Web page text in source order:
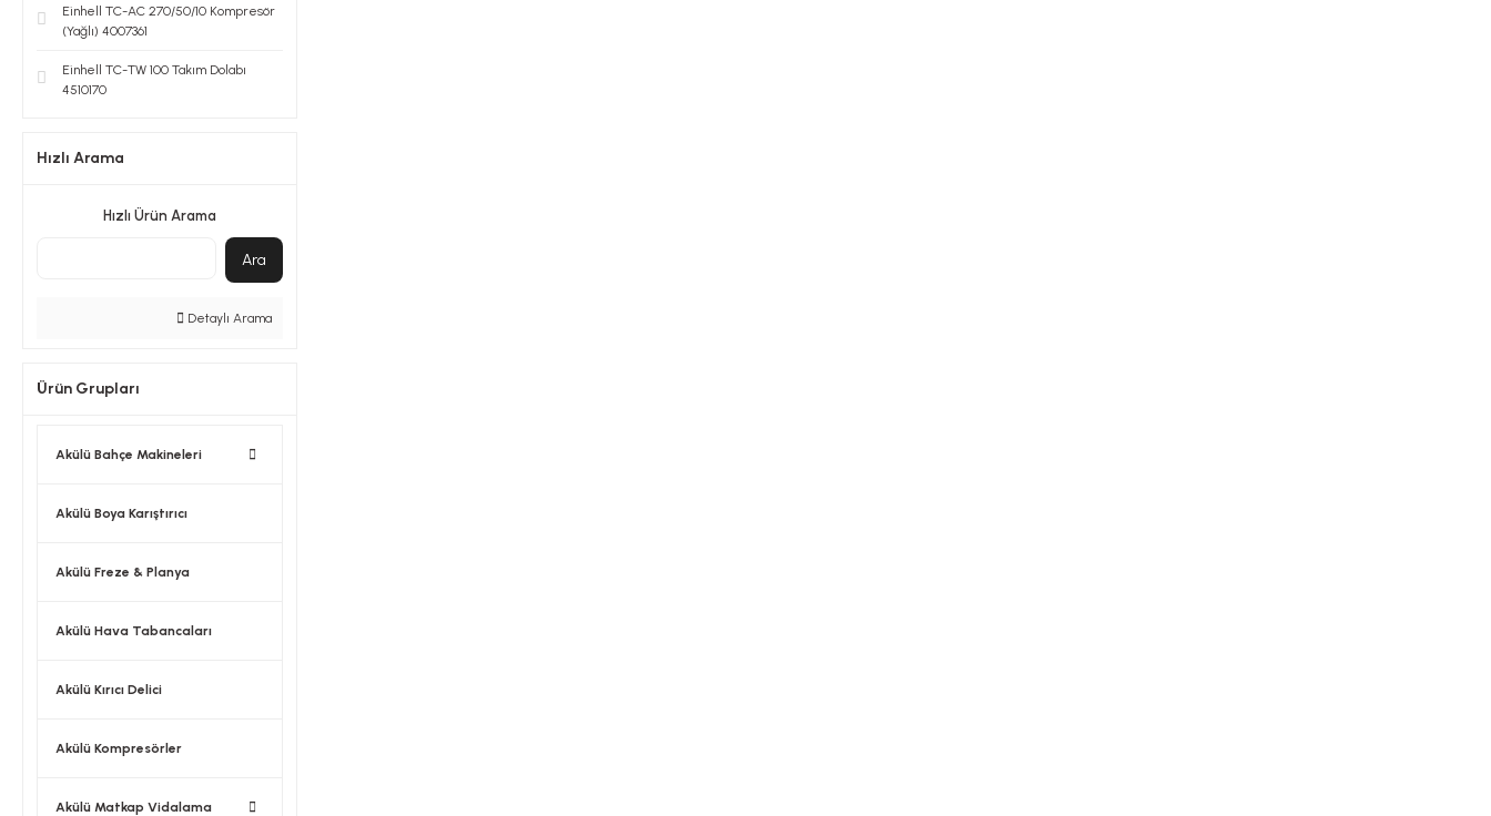
Einhell TC-AC 270/50/10 Kompresör
(Yağlı) 4007361
Einhell TC-TW 100 Takım Dolabı
4510170
Hızlı Arama
Hızlı Ürün Arama
Ara
Detaylı Arama
Ürün Grupları
Akülü Bahçe Makineleri
Akülü Boya Karıştırıcı
Akülü Freze & Planya
Akülü Hava Tabancaları
Akülü Kırıcı Delici
Akülü Kompresörler
Akülü Matkap Vidalama